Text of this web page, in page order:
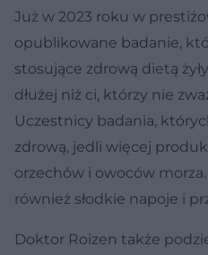
Już w 2023 roku w
opublikowane badanie,
stosujące zdrową dietą
dłużej niż ci, którzy nie
Uczestnicy badania,
zdrową, jedli więcej
orzechów i owoców
również słodkie napoje i
Doktor Roizen także